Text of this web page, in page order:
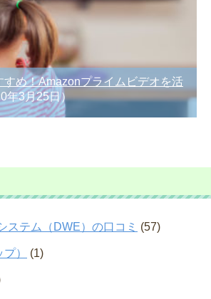
すめ！Amazonプライムビデオを活
年3月25日）
ステム（DWE）の口コミ (57)
） (1)